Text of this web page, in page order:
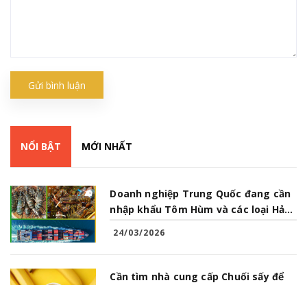
Gửi bình luận
NỔI BẬT MỚI NHẤT
Doanh nghiệp Trung Quốc đang cần
nhập khẩu Tôm Hùm và các loại Hải
24/03/2026
Cần tìm nhà cung cấp Chuối sấy để